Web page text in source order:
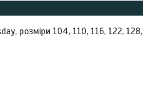
розміри 104, 110, 116, 122, 128,